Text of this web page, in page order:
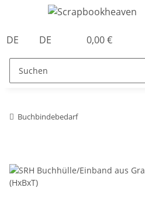
DE DE 0,00 €
Buchbindebedarf